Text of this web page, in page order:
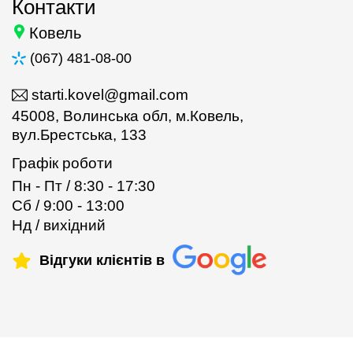
Контакти
Ковель
(067) 481-08-00
starti.kovel@gmail.com
45008, Волинська обл, м.Ковель,
вул.Брестська, 133
Графік роботи
Пн - Пт / 8:30 - 17:30
Сб / 9:00 - 13:00
Нд / вихідний
Відгуки клієнтів в